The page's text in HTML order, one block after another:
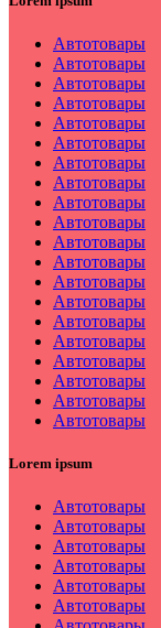
Автотовары
Автотовары
Автотовары
Автотовары
Автотовары
Автотовары
Автотовары
Автотовары
Автотовары
Автотовары
Автотовары
Автотовары
Автотовары
Автотовары
Автотовары
Автотовары
Автотовары
Автотовары
Автотовары
Автотовары
Lorem ipsum
Автотовары
Автотовары
Автотовары
Автотовары
Автотовары
Автотовары